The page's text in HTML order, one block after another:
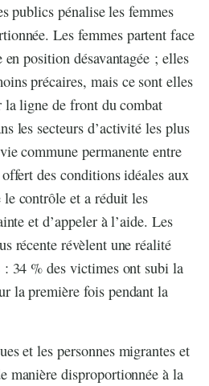
publics pénalise les femmes
Les femmes partent face
position désavantagée ; elles
précaires, mais ce sont elles
ligne de front du combat
les secteurs d’activité les plus
commune permanente entre
des conditions idéales aux
contrôle et a réduit les
et d’appeler à l’aide. Les
récente révèlent une réalité
: 34 % des victimes ont subi la
la première fois pendant la
et les personnes migrantes et
manière disproportionnée à la